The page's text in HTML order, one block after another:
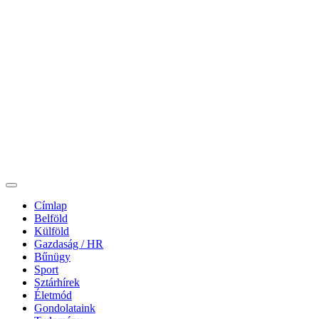
Címlap
Belföld
Külföld
Gazdaság / HR
Bűnügy
Sport
Sztárhírek
Életmód
Gondolataink